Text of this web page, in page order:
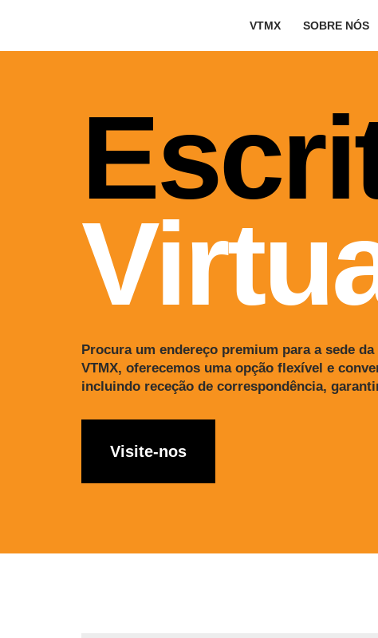
VTMX SOBRE NÓS
Procura um endereço premium para a sede
VTMX, oferecemos uma opção flexível e
incluindo receção de correspondência,
Visite-nos